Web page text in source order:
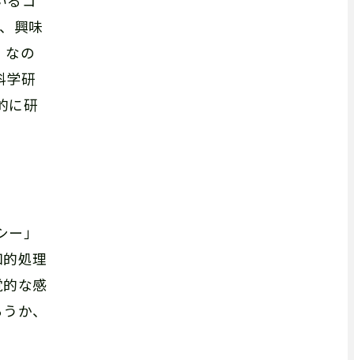
興味
なの
学研
に研
」
処理
な感
か、